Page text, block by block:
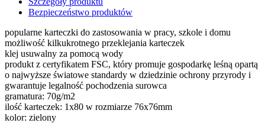
Bezpieczeństwo produktów
popularne karteczki do zastosowania w pracy, szkole i domu
możliwość kilkukrotnego przeklejania karteczek
klej usuwalny za pomocą wody
produkt z certyfikatem FSC, który promuje gospodarkę leśną opartą
o najwyższe światowe standardy w dziedzinie ochrony przyrody i
gwarantuje legalność pochodzenia surowca
gramatura: 70g/m2
ilość karteczek: 1x80 w rozmiarze 76x76mm
kolor: zielony